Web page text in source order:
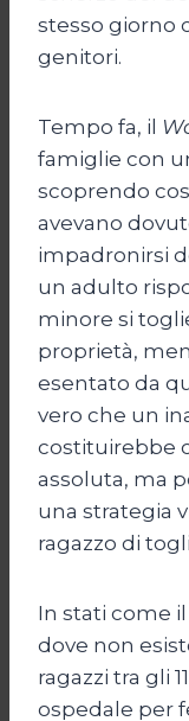
stesso giorno
genitori.
Tempo fa, il
famiglie con
scoprendo
avevano
impadronirsi
un adulto
minore si
proprietà,
esentato da
vero che un
costituirebbe
assoluta, ma
una strategia
ragazzo di
In stati come il
dove non
ragazzi tra gli
ospedale per